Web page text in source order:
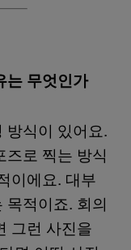
는 무엇인가
방식이 있어요.
로 찍는 방식
이에요. 대부
적이죠. 회의
그런 사진을